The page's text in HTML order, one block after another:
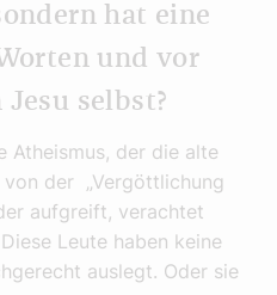
hat eine
und vor
selbst?
Atheismus, der die alte
der „Vergöttlichung
aufgreift, verachtet
Leute haben keine
auslegt. Oder sie